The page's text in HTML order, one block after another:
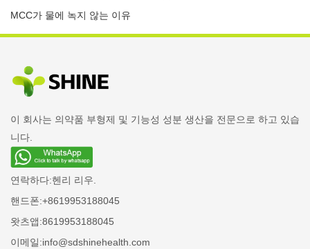
MCC가 물에 녹지 않는 이유
이 회사는 의약품 부형제 및 기능성 성분 생산을 전문으로 하고 있습
니다.
연락하다:헨리 리우.
핸드폰:+8619953188045
왓츠앱:8619953188045
이메일:info@sdshinehealth.com